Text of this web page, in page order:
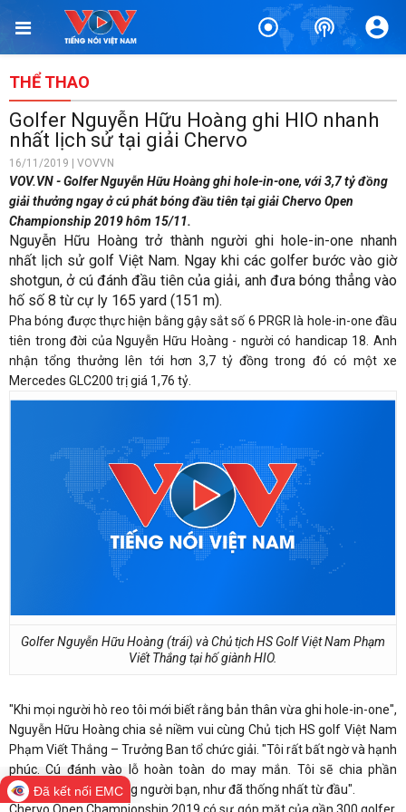
THỂ THAO
Golfer Nguyễn Hữu Hoàng ghi HIO nhanh
nhất lịch sử tại giải Chervo
16/11/2019 | VOVVN
VOV.VN - Golfer Nguyễn Hữu Hoàng ghi hole-in-one, với 3,7 tỷ đồng
giải thưởng ngay ở cú phát bóng đầu tiên tại giải Chervo Open
Championship 2019 hôm 15/11.
Nguyễn Hữu Hoàng trở thành người ghi hole-in-one nhanh
nhất lịch sử golf Việt Nam. Ngay khi các golfer bước vào giờ
shotgun, ở cú đánh đầu tiên của giải, anh đưa bóng thẳng vào
hố số 8 từ cự ly 165 yard (151 m).
Pha bóng được thực hiện bằng gậy sắt số 6 PRGR là hole-in-one đầu
tiên trong đời của Nguyễn Hữu Hoàng - người có handicap 18. Anh
nhận tổng thưởng lên tới hơn 3,7 tỷ đồng trong đó có một xe
Mercedes GLC200 trị giá 1,76 tỷ.
Golfer Nguyễn Hữu Hoàng (trái) và Chủ tịch HS Golf Việt Nam Phạm
Viết Thắng tại hố giành HIO.
"Khi mọi người hò reo tôi mới biết rằng bản thân vừa ghi hole-in-one",
Nguyễn Hữu Hoàng chia sẻ niềm vui cùng Chủ tịch HS golf Việt Nam
Phạm Viết Thắng – Trưởng Ban tổ chức giải. "Tôi rất bất ngờ và hạnh
phúc. Cú đánh vào lỗ hoàn toàn do may mắn. Tôi sẽ chia phần
thưởng này cho những người bạn, như đã thống nhất từ đầu".
Đã kết nối EMC